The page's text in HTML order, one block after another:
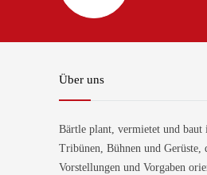
Über uns
Bärtle plant, vermietet und
Tribünen, Bühnen und Gerüste,
Vorstellungen und Vorgaben